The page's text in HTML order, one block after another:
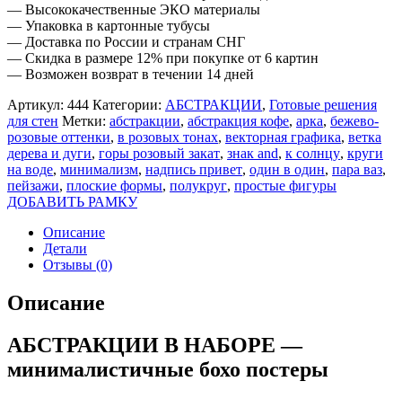
— Высококачественные ЭКО материалы
— Упаковка в картонные тубусы
— Доставка по России и странам СНГ
— Скидка в размере 12% при покупке от 6 картин
— Возможен возврат в течении 14 дней
Артикул: 444 Категории: АБСТРАКЦИИ, Готовые решения
для стен Метки: абстракции, абстракция кофе, арка, бежево-
розовые оттенки, в розовых тонах, векторная графика, ветка
дерева и дуги, горы розовый закат, знак and, к солнцу, круги
на воде, минимализм, надпись привет, один в один, пара ваз,
пейзажи, плоские формы, полукруг, простые фигуры
ДОБАВИТЬ РАМКУ
Описание
Детали
Отзывы (0)
Описание
АБСТРАКЦИИ В НАБОРЕ —
минималистичные бохо постеры